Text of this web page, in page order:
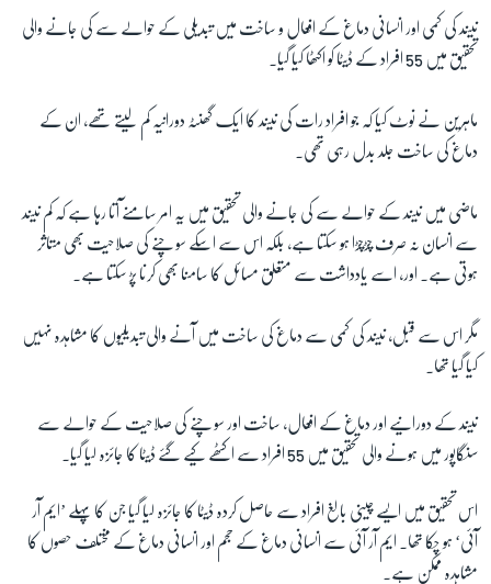
زبان
نیند کی کمی اور انسانی دماغ کے افعال و ساخت میں تبدیلی کے حوالے سے کی جانے والی
تحقیق میں 55 افراد کے ڈیٹا کو اکٹھا کیا گیا۔
ماہرین نے نوٹ کیا کہ جو افراد رات کی نیند کا ایک گھنٹہ دورانیہ کم لیتے تھے، ان کے
دماغ کی ساخت جلد بدل رہی تھی۔
ماضی میں نیند کے حوالے سے کی جانے والی تحقیق میں یہ امر سامنے آتا رہا ہے کہ کم نیند
سے انسان نہ صرف چڑچڑا ہو سکتا ہے، بلکہ اس سے اسکے سوچنے کی صلاحیت بھی متاثر
ہوتی ہے۔ اور، اسے یادداشت سے متعلق مسائل کا سامنا بھی کرنا پڑ سکتا ہے۔
مگر اس سے قبل، نیند کی کمی سے دماغ کی ساخت میں آنے والی تبدیلیوں کا مشاہدہ نہیں
کیا گیا تھا۔
نیند کے دورانیے اور دماغ کے افعال، ساخت اور سوچنے کی صلاحیت کے حوالے سے
سنگاپور میں ہونے والی تحقیق میں 55 افراد سے اکٹھے کیے گئے ڈیٹا کا جائزہ لیا گیا۔
اس تحقیق میں ایسے چینی بالغ افراد سے حاصل کردہ ڈیٹا کا جائزہ لیا گیا جن کا پہلے ’ایم آر
آئی‘ ہو چکا تھا۔ ایم آر آئی سے انسانی دماغ کے حجم اور انسانی دماغ کے مختلف حصوں کا
مشاہدہ ممکن ہے۔